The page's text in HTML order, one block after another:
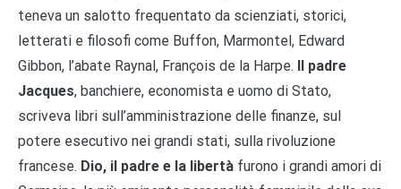
teneva un salotto frequentato da scienziati, storici,
letterati e filosofi come Buffon, Marmontel, Edward
Gibbon, l’abate Raynal, François de la Harpe. Il padre
Jacques, banchiere, economista e uomo di Stato,
scriveva libri sull’amministrazione delle finanze, sul
potere esecutivo nei grandi stati, sulla rivoluzione
francese. Dio, il padre e la libertà furono i grandi amori di